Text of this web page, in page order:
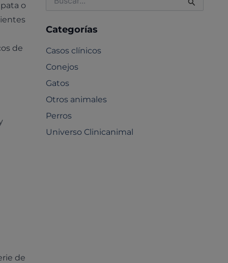
o
de
de
por:
Categorías
Casos clínicos
Conejos
Gatos
Otros animales
Perros
Universo Clinicanimal